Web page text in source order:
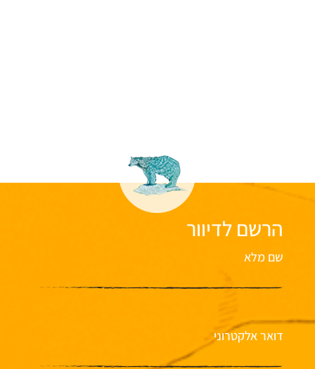
הרשם לדיוור
שם מלא
דואר אלקטרוני